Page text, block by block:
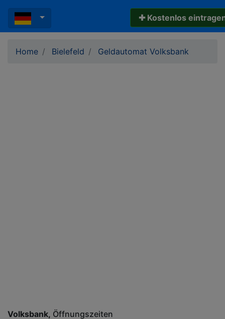
✚ Kostenlos
Home Bielefeld Geldautomat Volksbank
Volksbank Öffnungszeiten